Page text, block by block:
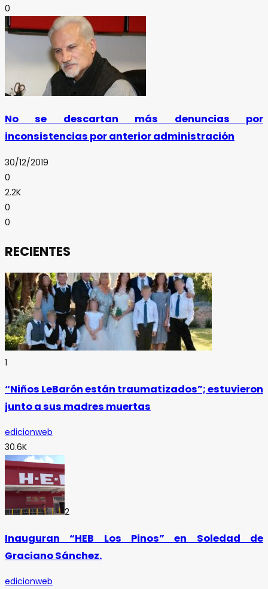
0
No se descartan más denuncias por
inconsistencias por anterior administración
30/12/2019
0
2.2K
0
0
RECIENTES
1
“Niños LeBarón están traumatizados”; estuvieron
junto a sus madres muertas
edicionweb
30.6K
2
Inauguran “HEB Los Pinos” en Soledad de
Graciano Sánchez.
edicionweb